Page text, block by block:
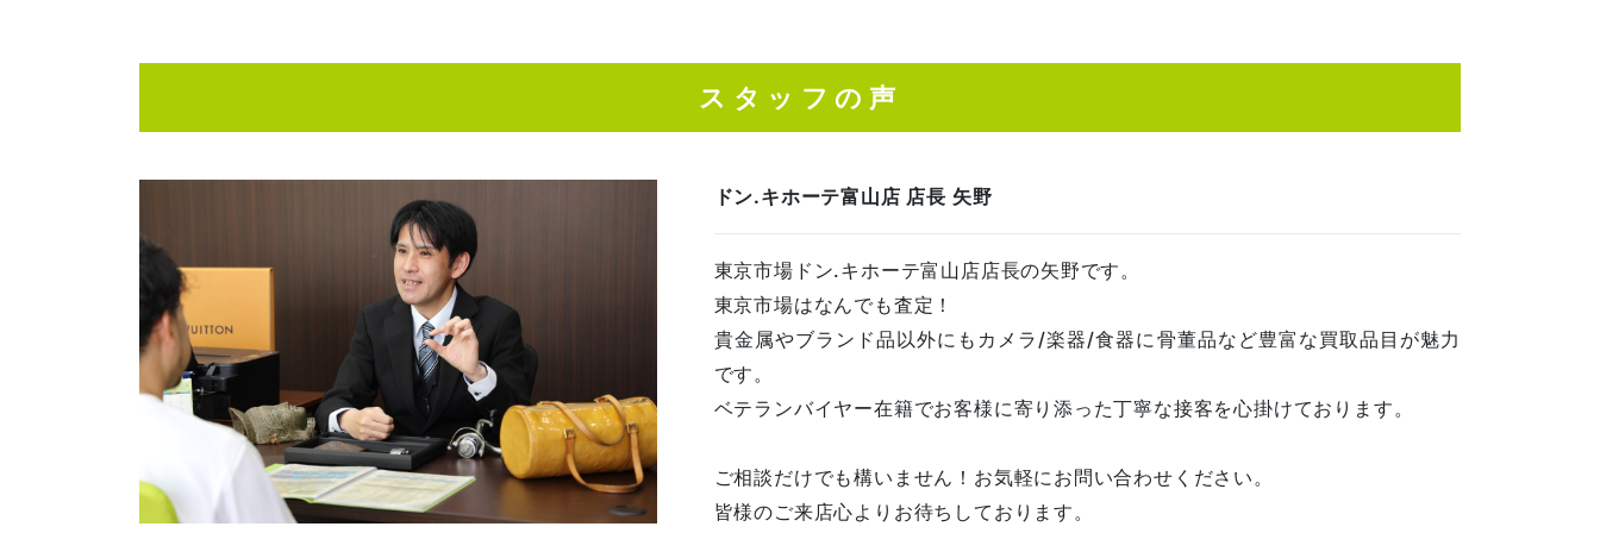
スタッフの声
ドン.キホーテ富山店 店長 矢野
東京市場ドン.キホーテ富山店店長の矢野です。
東京市場はなんでも査定！
貴金属やブランド品以外にもカメラ/楽器/食器に骨董品など豊富な買取品目が魅力
です。
ベテランバイヤー在籍でお客様に寄り添った丁寧な接客を心掛けております。
ご相談だけでも構いません！お気軽にお問い合わせください。
皆様のご来店心よりお待ちしております。